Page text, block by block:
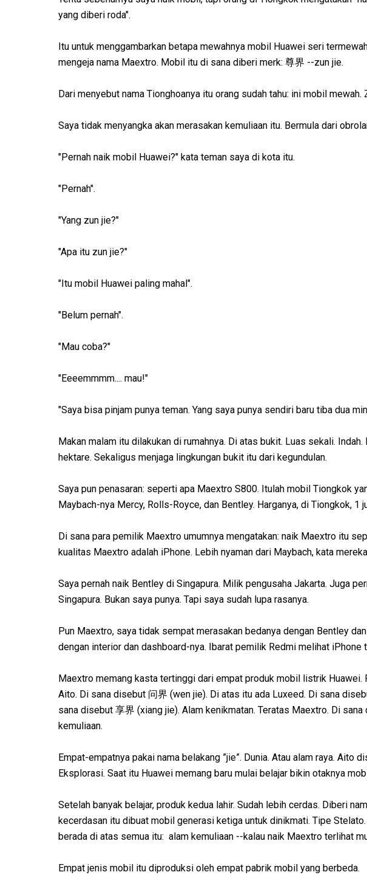
yang diberi roda".
Itu untuk menggambarkan betapa mewahnya mobil Huawei seri
mengeja nama Maextro. Mobil itu di sana diberi merk: 尊界 --zun jie.
Dari menyebut nama Tionghoanya itu orang sudah tahu: ini mobil mewah.
Saya tidak menyangka akan merasakan kemuliaan itu. Bermula dari
"Pernah naik mobil Huawei?" kata teman saya di kota itu.
"Pernah".
"Yang zun jie?"
"Apa itu zun jie?"
"Itu mobil Huawei paling mahal".
"Belum pernah".
"Mau coba?"
"Eeeemmmm.... mau!"
"Saya bisa pinjam punya teman. Yang saya punya sendiri baru tiba dua
Makan malam itu dilakukan di rumahnya. Di atas bukit. Luas sekali.
hektare. Sekaligus menjaga lingkungan bukit itu dari kegundulan.
Saya pun penasaran: seperti apa Maextro S800. Itulah mobil Tiongkok
Maybach-nya Mercy, Rolls-Royce, dan Bentley. Harganya, di Tiongkok, 1
Di sana para pemilik Maextro umumnya mengatakan: naik Maextro itu
kualitas Maextro adalah iPhone. Lebih nyaman dari Maybach, kata
Saya pernah naik Bentley di Singapura. Milik pengusaha Jakarta. Juga
Singapura. Bukan saya punya. Tapi saya sudah lupa rasanya.
Pun Maextro, saya tidak sempat merasakan bedanya dengan Bentley
dengan interior dan dashboard-nya. Ibarat pemilik Redmi melihat iPhone
Maextro memang kasta tertinggi dari empat produk mobil listrik Huawei.
Aito. Di sana disebut 问界 (wen jie). Di atas itu ada Luxeed. Di sana
sana disebut 享界 (xiang jie). Alam kenikmatan. Teratas Maextro. Di
kemuliaan.
Empat-empatnya pakai nama belakang ”jie”. Dunia. Atau alam raya. Aito
Eksplorasi. Saat itu Huawei memang baru mulai belajar bikin otaknya
Setelah banyak belajar, produk kedua lahir. Sudah lebih cerdas. Diberi
kecerdasan itu dibuat mobil generasi ketiga untuk dinikmati. Tipe
berada di atas semua itu: alam kemuliaan --kalau naik Maextro terlihat
Empat jenis mobil itu diproduksi oleh empat pabrik mobil yang berbeda.